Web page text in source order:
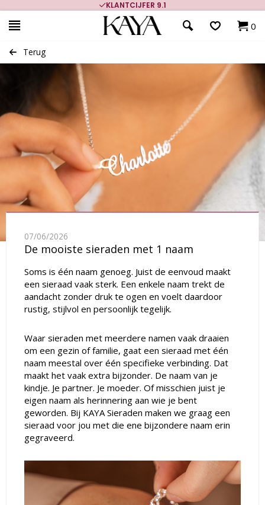
KLANTCIJFER 9.1
0
Terug
07/06/2026
De mooiste sieraden met 1 naam
Soms is één naam genoeg. Juist de eenvoud maakt
een sieraad vaak sterk. Een enkele naam trekt de
aandacht zonder druk te ogen en voelt daardoor
rustig, stijlvol en persoonlijk tegelijk.
Waar sieraden met meerdere namen vaak draaien
om een gezin of familie, gaat een sieraad met één
naam meestal over één specifieke verbinding. Dat
maakt het vaak extra bijzonder. De naam van je
kindje. Je partner. Je moeder. Of misschien juist je
eigen naam als herinnering aan wie je bent
geworden. Bij KAYA Sieraden maken we graag een
sieraad voor jou met die ene bijzondere naam erin
gegraveerd.